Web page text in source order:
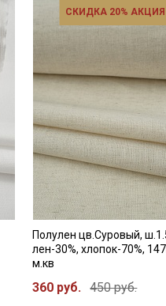
СКИДКА 20% АКЦИЯ
Полулен цв.Суровый,
лен-30%, хлопок-70%,
м.кв
360 руб. 450 руб.